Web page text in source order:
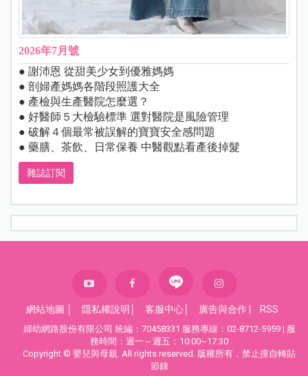
2026年7月號
● 謝沛恩 從甜美少女到優雅媽媽
● 剖婦產媽媽各階段照護大全
● 產檢與生產醫院怎麼選？
● 好醫師５大檢驗標準 選對醫院是風險管理
● 破解４個最常被誤解的寶寶安全感問題
● 藥膳、茶飲、日常保養 中醫觀點看產後掉髮
雜誌訂閱
網站地圖 隱私權說明 客服中心 廣告與合作 RSS
婦幼網路股份有限公司 統編：70458331 服務專線：02-8712-5959 | 服
務時間：週一～週五：10:00~17:30
Copyright © 嬰兒與母親. All rights reserved. 版權所有，禁止擅自轉貼
節錄